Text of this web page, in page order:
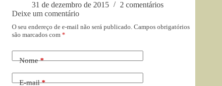
31 de dezembro de 2015
2 comentários
Deixe um comentário
O seu endereço de e-mail não será publicado. Campos obrigatórios
são marcados com *
Nome*
E-mail*